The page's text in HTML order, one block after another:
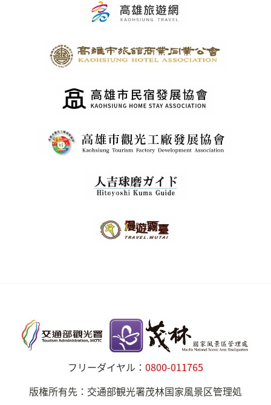
フリーダイヤル： 0800-011765
版権所有先：交通部観光署茂林国家風景区管理処